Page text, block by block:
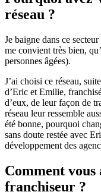
réseau ?
Je baigne dans ce
me convient très bien,
personnes âgées).
J’ai choisi ce réseau,
d’Eric et Emilie,
d’eux, de leur façon de
réseau leur ressemble
été bonne, pourquoi
sans doute restée avec
développement des
Comment vous
franchiseur ?